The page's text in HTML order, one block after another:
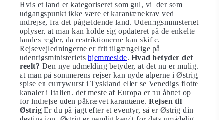
Hvis et land er kategoriseret som gul, vil der som
udgangspunkt ikke være et karantænekrav ved
indrejse, fra det pågældende land. Udenrigsministeriet
oplyser, at man kan holde sig opdateret på de enkelte
landes regler, da restriktionerne kan skifte.
Rejsevejledningerne er frit tilgængelige på
udenrigsministeriets hjemmeside. Hvad betyder det
reelt? Den nye udmelding betyder, at det nu er muligt
at man på sommerens rejser kan nyde alperne i Østrig,
spise en currywurst i Tyskland eller se Venedigs flotte
kanaler i Italien. det meste af Europa er nu åbnet op
for indrejse uden påkrævet karantæne. Rejsen til
Østrig Er du på jagt efter et eventyr, så er Østrig din